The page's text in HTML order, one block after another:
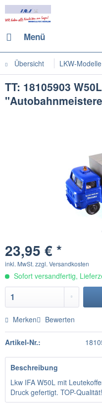
Menü
Übersicht LKW-Modelle
TT: 18105903
23,95 € *
inkl. MwSt. zzgl. Versandkosten
Sofort versandfertig,
Merken Bewerten
Artikel-Nr.:
Beschreibung
Lkw IFA W50L mit
Druck gefertigt. TOP-